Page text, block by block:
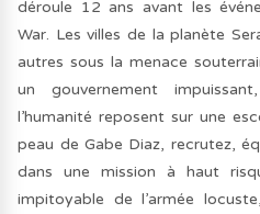
déroule 12 ans avant les
War. Les villes de la planète
autres sous la menace
un gouvernement
l’humanité reposent sur une
peau de Gabe Diaz, recrutez,
dans une mission à haut
impitoyable de l’armée